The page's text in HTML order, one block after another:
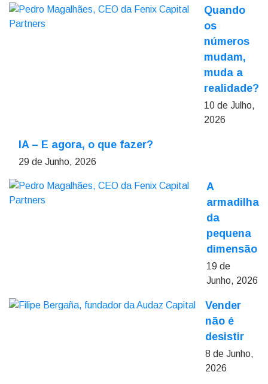
Quando
os
números
mudam,
muda a
realidade?
10 de Julho,
2026
IA – E agora, o que fazer?
29 de Junho, 2026
A
armadilha
da
pequena
dimensão
19 de
Junho, 2026
Vender
não é
desistir
8 de Junho,
2026